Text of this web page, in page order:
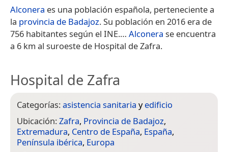
Alconera es una población española, perteneciente a
la provincia de Badajoz. Su población en 2016 era de
756 habitantes según el INE.​… Alconera se encuentra
a 6 km al suroeste de Hospital de Zafra.
Hospital de Zafra
Categorías:asistencia sanitaria yedificio
Ubicación:Zafra, Provincia de Badajoz,
Extremadura, Centro de España, España,
Península ibérica, Europa